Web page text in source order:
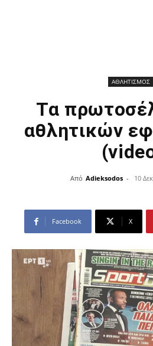
ΑΘΛΗΤΙΣΜΟΣ
Τα
αθλητικών
Από Adieksodos - 10
Facebook X